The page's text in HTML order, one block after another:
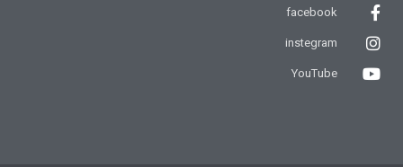
facebook
instegram
YouTube